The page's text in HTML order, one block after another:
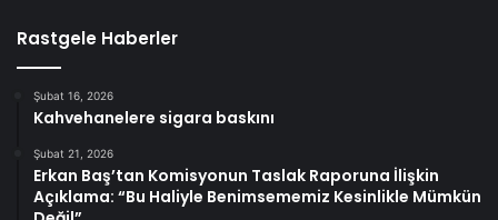
Rastgele Haberler
Şubat 16, 2026
Kahvehanelere sigara baskını
Şubat 21, 2026
Erkan Baş’tan Komisyonun Taslak Raporuna İlişkin
Açıklama: “Bu Haliyle Benimsememiz Kesinlikle Mümkün